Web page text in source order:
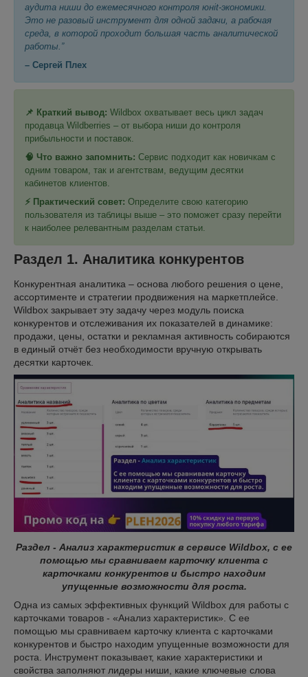
аудита ниши до ежемесячного контроля юнit-экономики.
Это не разовый инструмент для одной задачи, а рабочая
среда, в которой проходит большая часть аналитической
работы.”
– Сергей Плех
📌 Краткий вывод: Wildbox охватывает весь цикл задач
продавца Wildberries – от выбора ниши до контроля
прибыльности и поставок.
🧠 Что важно запомнить: Сервис подходит как новичкам с
одним товаром, так и агентствам, ведущим десятки
кабинетов клиентов.
⚡ Практический совет: Определите свою категорию
пользователя из таблицы выше – это поможет сразу перейти
к наиболее релевантным разделам статьи.
Раздел 1. Аналитика конкурентов
Конкурентная аналитика – основа любого решения о цене,
ассортименте и стратегии продвижения на маркетплейсе.
Wildbox закрывает эту задачу через модуль поиска
конкурентов и отслеживания их показателей в динамике:
продажи, цены, остатки и рекламная активность собираются
в единый отчёт без необходимости вручную открывать
десятки карточек.
Раздел - Анализ характеристик в сервисе Wildbox, с ее
помощью мы сравниваем карточку клиента с
карточками конкурентов и быстро находим
упущенные возможности для роста.
Одна из самых эффективных функций Wildbox для работы с
карточками товаров - «Анализ характеристик». С ее
помощью мы сравниваем карточку клиента с карточками
конкурентов и быстро находим упущенные возможности для
роста. Инструмент показывает, какие характеристики и
свойства заполняют лидеры ниши, какие ключевые слова